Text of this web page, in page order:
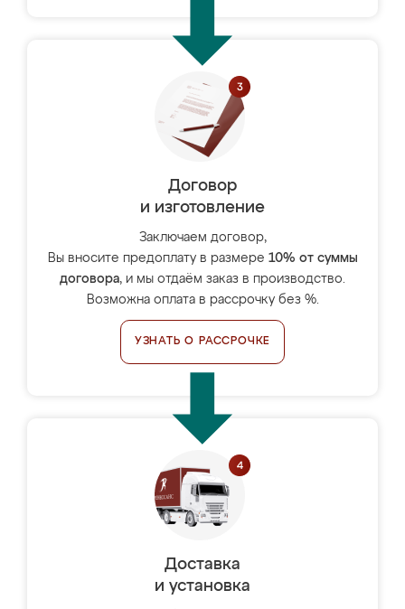
Договор
и изготовление
Заключаем договор,
Вы вносите предоплату в размере 10% от суммы
договора, и мы отдаём заказ в производство.
Возможна оплата в рассрочку без %.
УЗНАТЬ О РАССРОЧКЕ
Доставка
и установка